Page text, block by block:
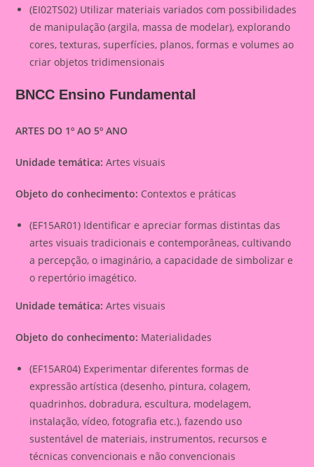
(EI02TS02) Utilizar materiais variados com possibilidades
de manipulação (argila, massa de modelar), explorando
cores, texturas, superfícies, planos, formas e volumes ao
criar objetos tridimensionais
BNCC Ensino Fundamental
ARTES DO 1º AO 5º ANO
Unidade temática: Artes visuais
Objeto do conhecimento: Contextos e práticas
(EF15AR01) Identificar e apreciar formas distintas das
artes visuais tradicionais e contemporâneas, cultivando
a percepção, o imaginário, a capacidade de simbolizar e
o repertório imagético.
Unidade temática: Artes visuais
Objeto do conhecimento: Materialidades
(EF15AR04) Experimentar diferentes formas de
expressão artística (desenho, pintura, colagem,
quadrinhos, dobradura, escultura, modelagem,
instalação, vídeo, fotografia etc.), fazendo uso
sustentável de materiais, instrumentos, recursos e
técnicas convencionais e não convencionais